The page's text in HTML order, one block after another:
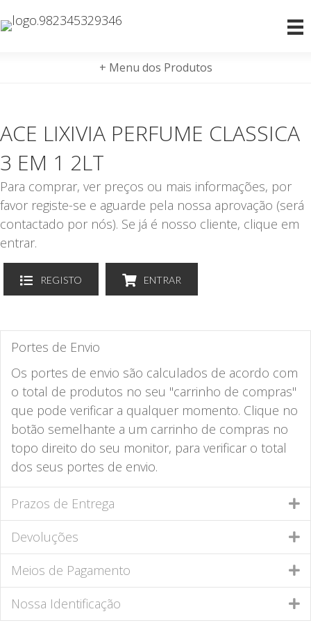
+ Menu dos Produtos
ACE LIXIVIA PERFUME CLASSICA
3 EM 1 2LT
Para comprar, ver preços ou mais informações, por
favor registe-se e aguarde pela nossa aprovação (será
contactado por nós). Se já é nosso cliente, clique em
entrar.
REGISTO ENTRAR
Portes de Envio
Os portes de envio são calculados de acordo com
o total de produtos no seu "carrinho de compras"
que pode verificar a qualquer momento. Clique no
botão semelhante a um carrinho de compras no
topo direito do seu monitor, para verificar o total
dos seus portes de envio.
Prazos de Entrega
Devoluções
Meios de Pagamento
Nossa Identificação